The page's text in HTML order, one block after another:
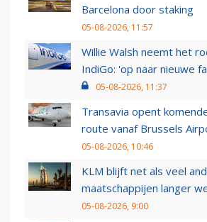
Barcelona door staking
05-08-2026, 11:57
Willie Walsh neemt het
IndiGo: 'op naar nieuwe
05-08-2026, 11:37
Transavia opent
route vanaf Brussels
05-08-2026, 10:46
KLM blijft net als veel
maatschappijen langer
05-08-2026, 9:00